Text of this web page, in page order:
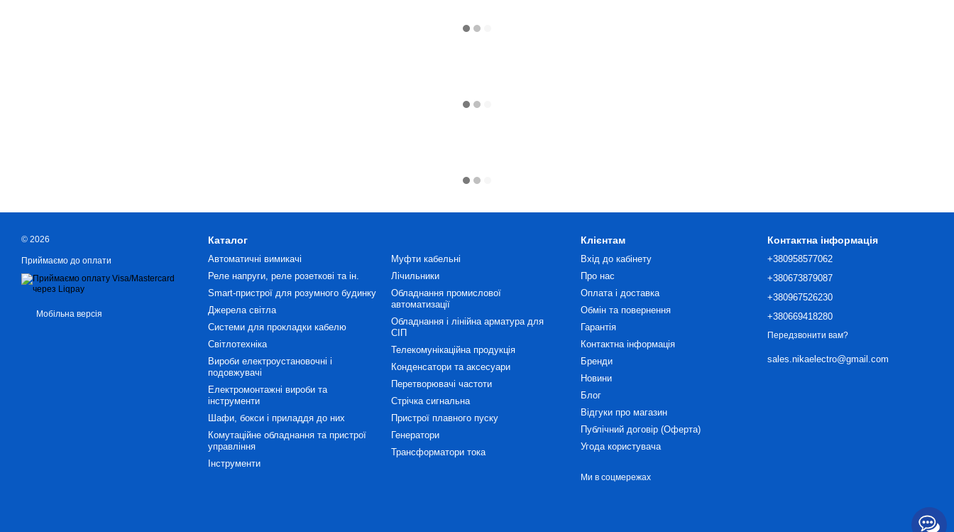
© 2026
Приймаємо до оплати
Мобільна версія
Каталог
Автоматичні вимикачі
Реле напруги, реле розеткові та ін.
Smart-пристрої для розумного будинку
Джерела світла
Системи для прокладки кабелю
Світлотехніка
Вироби електроустановочні і
подовжувачі
Електромонтажні вироби та
інструменти
Шафи, бокси і приладдя до них
Комутаційне обладнання та пристрої
управління
Інструменти
Муфти кабельні
Лічильники
Обладнання промислової
автоматизації
Обладнання і лінійна арматура для
СІП
Телекомунікаційна продукція
Конденсатори та аксесуари
Перетворювачі частоти
Стрічка сигнальна
Пристрої плавного пуску
Генератори
Трансформатори тока
Клієнтам
Вхід до кабінету
Про нас
Оплата і доставка
Обмін та повернення
Гарантія
Контактна інформація
Бренди
Новини
Блог
Відгуки про магазин
Публічний договір (Оферта)
Угода користувача
Ми в соцмережах
Контактна інформація
+380958577062
+380673879087
+380967526230
+380669418280
Передзвонити вам?
sales.nikaelectro@gmail.com